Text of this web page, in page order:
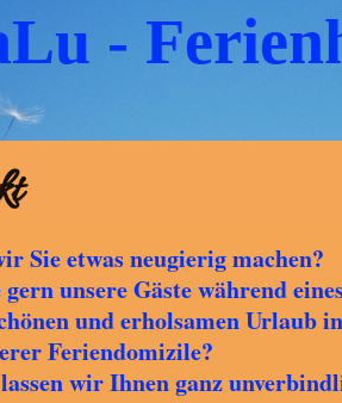
-
Sie etwas neugierig machen?
unsere Gäste während
und erholsamen Urlaub in
Feriendomizile?
wir Ihnen ganz